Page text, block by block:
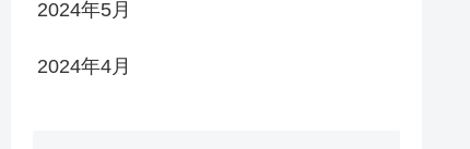
2024年5月
2024年4月